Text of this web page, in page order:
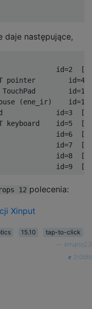
daje następujące,
id=2
pointer
TouchPad
Mouse (ene_ir)
id=3
keyboard    id=5
id=6
id=7
id=8
12 polecenia:
15.10
tap-to-click
kmario23
źródło